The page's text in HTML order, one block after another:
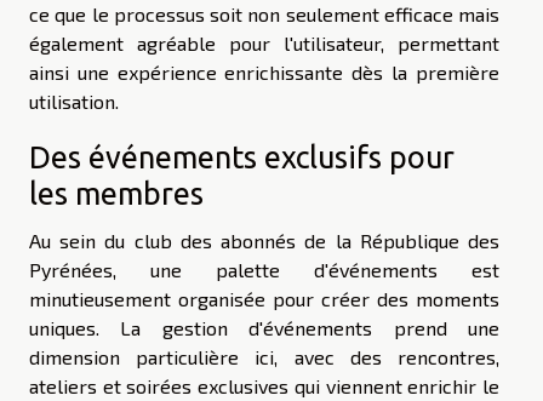
ce que le processus soit non seulement efficace mais
également agréable pour l'utilisateur, permettant
ainsi une expérience enrichissante dès la première
utilisation.
Des événements exclusifs pour
les membres
Au sein du club des abonnés de la République des
Pyrénées, une palette d'événements est
minutieusement organisée pour créer des moments
uniques. La gestion d'événements prend une
dimension particulière ici, avec des rencontres,
ateliers et soirées exclusives qui viennent enrichir le